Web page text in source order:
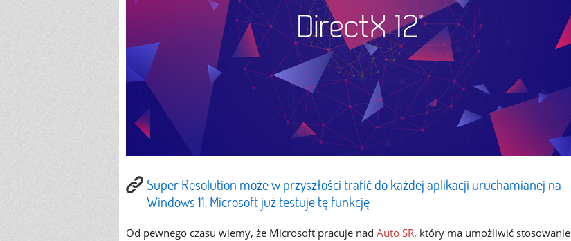
Super Resolution może w przyszłości trafić do każdej aplikacji uruchamianej na
Windows 11. Microsoft już testuje tę funkcję
Od pewnego czasu wiemy, że Microsoft pracuje nad Auto SR, który ma umożliwić stosowanie